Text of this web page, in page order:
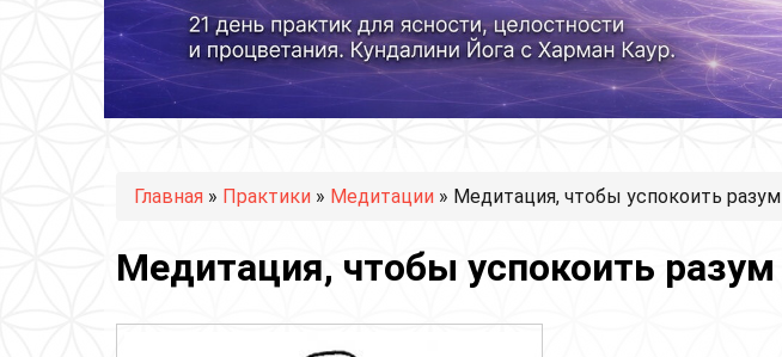
Вы здесь
Главная » Практики » Медитации » Медитация, чтобы успокоить разум
Медитация, чтобы успокоить разум